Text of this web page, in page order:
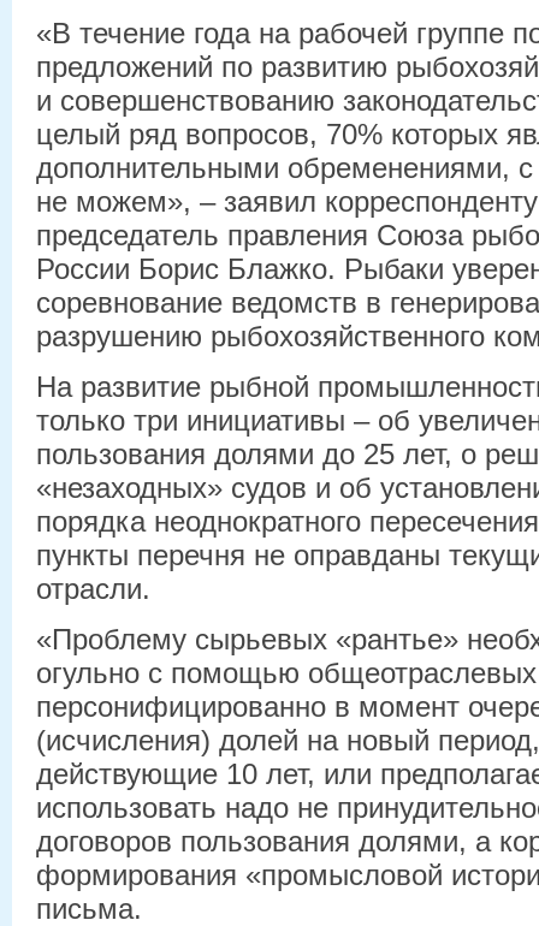
«В течение года на рабочей группе
предложений по развитию
и совершенствованию
целый ряд вопросов, 70% которых
дополнительными обременениями,
не можем», – заявил
председатель правления Союза
России Борис Блажко. Рыбаки
соревнование ведомств в
разрушению рыбохозяйственного
На развитие рыбной
только три инициативы – об
пользования долями до 25 лет, о
«незаходных» судов и об
порядка неоднократного
пункты перечня не оправданы
отрасли.
«Проблему сырьевых «рантье»
огульно с помощью общеотраслевых
персонифицированно в момент
(исчисления) долей на новый
действующие 10 лет, или
использовать надо не
договоров пользования долями, а
формирования «промысловой
письма.